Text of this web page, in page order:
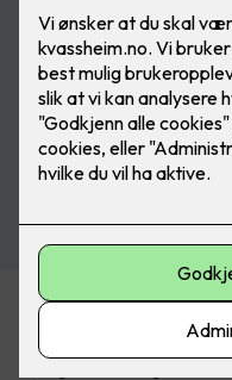
En trygg og